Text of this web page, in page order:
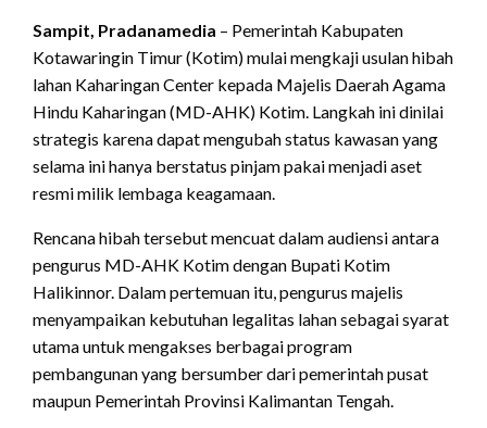
Sampit, Pradanamedia – Pemerintah Kabupaten
Kotawaringin Timur (Kotim) mulai mengkaji usulan hibah
lahan Kaharingan Center kepada Majelis Daerah Agama
Hindu Kaharingan (MD-AHK) Kotim. Langkah ini dinilai
strategis karena dapat mengubah status kawasan yang
selama ini hanya berstatus pinjam pakai menjadi aset
resmi milik lembaga keagamaan.
Rencana hibah tersebut mencuat dalam audiensi antara
pengurus MD-AHK Kotim dengan Bupati Kotim
Halikinnor. Dalam pertemuan itu, pengurus majelis
menyampaikan kebutuhan legalitas lahan sebagai syarat
utama untuk mengakses berbagai program
pembangunan yang bersumber dari pemerintah pusat
maupun Pemerintah Provinsi Kalimantan Tengah.